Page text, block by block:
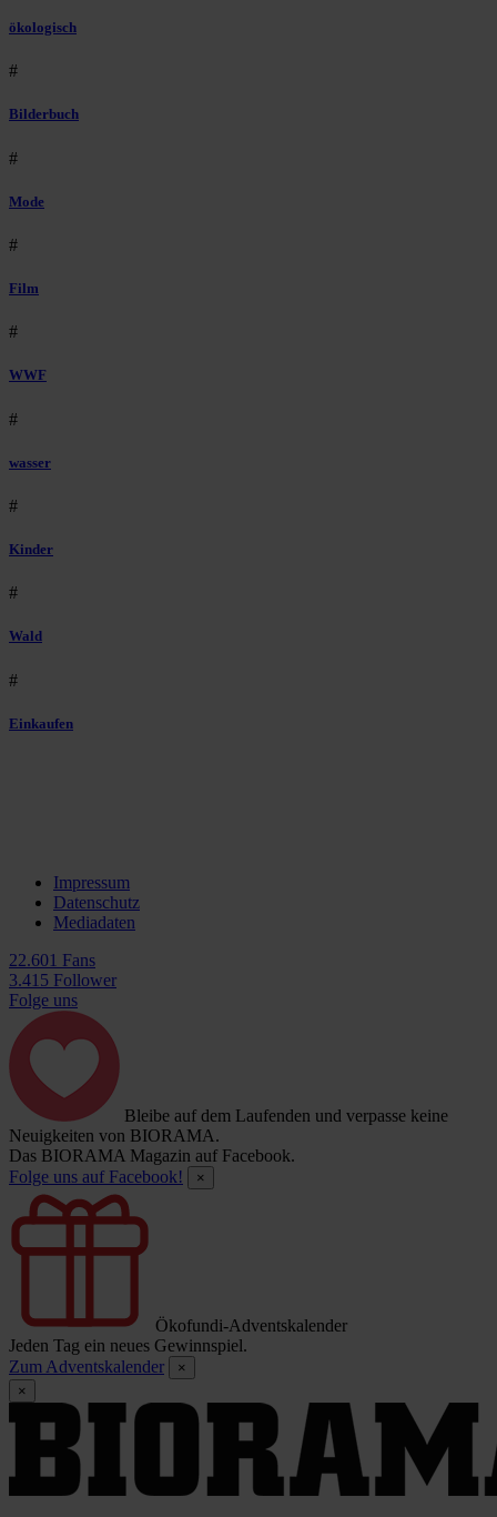
ökologisch
#
Bilderbuch
#
Mode
#
Film
#
WWF
#
wasser
#
Kinder
#
Wald
#
Einkaufen
Impressum
Datenschutz
Mediadaten
22.601 Fans
3.415 Follower
Folge uns
Bleibe auf dem Laufenden und verpasse keine
Neuigkeiten von BIORAMA.
Das BIORAMA Magazin auf Facebook.
Folge uns auf Facebook!
×
Ökofundi-Adventskalender
Jeden Tag ein neues Gewinnspiel.
Zum Adventskalender
×
×